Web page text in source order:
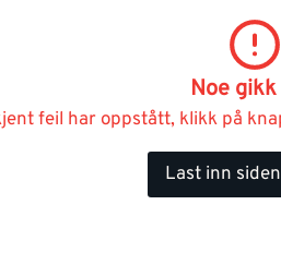
Noe
feil har oppstått, klikk på
Last inn